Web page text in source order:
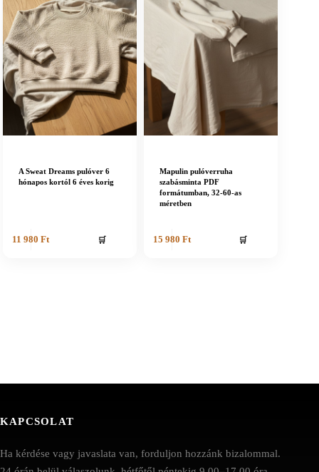
A Sweat Dreams pulóver 6
hónapos kortól 6 éves korig
11 980Ft 🛒
Mapulin pulóverruha
szabásminta PDF
formátumban, 32-60-as
méretben
15 980 Ft 🛒
KAPCSOLAT
Ha kérdése vagy javaslata van, forduljon hozzánk bizalommal.